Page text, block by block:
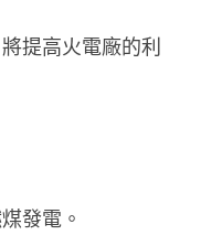
提高火電廠的利
發電。